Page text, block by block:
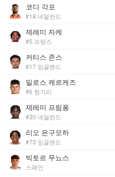
코디 각포
#18 네덜란드
제레미 자케
#5 프랑스
커티스 존스
#17 잉글랜드
밀로스 케르케즈
#6 헝가리
제레미 프림퐁
#30 네덜란드
리오 은구모하
#73 잉글랜드
빅토르 무뇨스
스페인